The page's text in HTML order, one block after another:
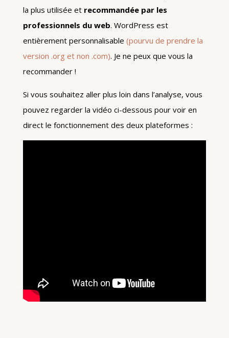
la plus utilisée et recommandée par les
professionnels du web. WordPress est
entièrement personnalisable (pourvu de prendre la
version .org et non .com). Je ne peux que vous la
recommander !
Si vous souhaitez aller plus loin dans l’analyse, vous
pouvez regarder la vidéo ci-dessous pour voir en
direct le fonctionnement des deux plateformes :